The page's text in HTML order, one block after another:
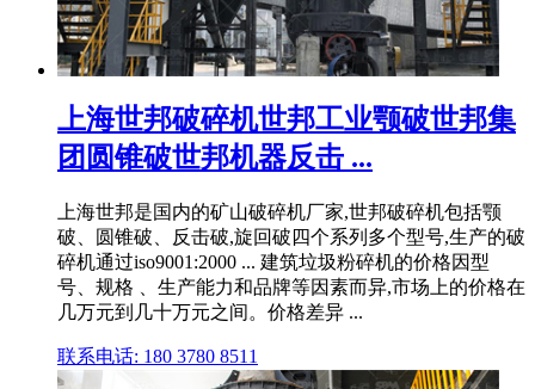
上海世邦破碎机世邦工业颚破世邦集
团圆锥破世邦机器反击 ...
上海世邦是国内的矿山破碎机厂家,世邦破碎机包括颚
破、圆锥破、反击破,旋回破四个系列多个型号,生产的破
碎机通过iso9001:2000 ... 建筑垃圾粉碎机的价格因型
号、规格 、生产能力和品牌等因素而异,市场上的价格在
几万元到几十万元之间。价格差异 ...
联系电话: 180 3780 8511